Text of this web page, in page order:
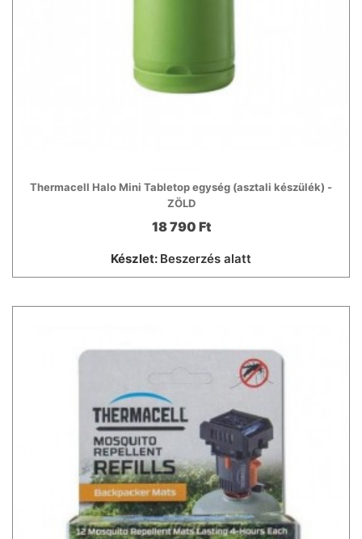
Thermacell Halo Mini Tabletop egység (asztali készülék) -
ZÖLD
18 790 Ft
Készlet: Beszerzés alatt